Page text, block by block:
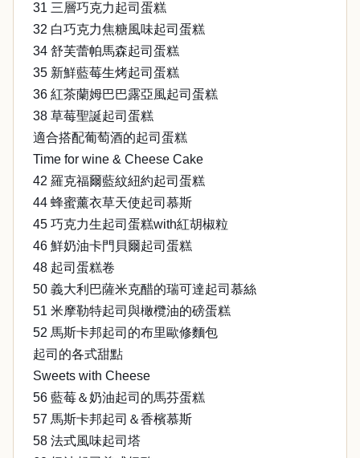
31 三層巧克力起司蛋糕
32 白巧克力焦糖風味起司蛋糕
34 舒芙蕾帕馬森起司蛋糕
35 新鮮藍莓生烤起司蛋糕
36 紅茶蘭姆巴巴露亞風起司蛋糕
38 草莓聖誕起司蛋糕
適合搭配葡萄酒的起司蛋糕
Time for wine & Cheese Cake
42 羅克福爾藍紋紐約起司蛋糕
44 蜂蜜薰衣草天使起司慕斯
45 巧克力生起司蛋糕with紅胡椒粒
46 鮮奶油卡門貝爾起司蛋糕
48 起司蛋糕卷
50 義大利巴薩米克醋的瑞可達起司慕絲
51 米摩勒特起司與橄欖油的磅蛋糕
52 馬斯卡邦起司的布里歐修麵包
起司的各式甜點
Sweets with Cheese
56 藍莓＆奶油起司的馬芬蛋糕
57 馬斯卡邦起司＆香檳慕斯
58 法式風味起司塔